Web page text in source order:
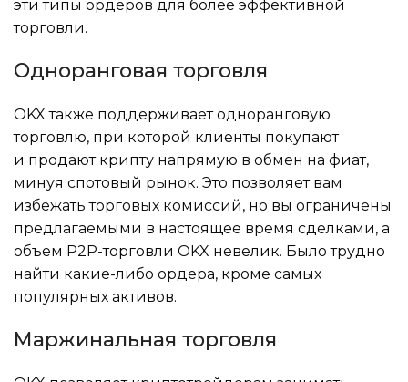
эти типы ордеров для более эффективной
торговли.
Одноранговая торговля
OKX также поддерживает одноранговую
торговлю, при которой клиенты покупают
и продают крипту напрямую в обмен на фиат,
минуя спотовый рынок. Это позволяет вам
избежать торговых комиссий, но вы ограничены
предлагаемыми в настоящее время сделками, а
объем P2P-торговли OKX невелик. Было трудно
найти какие-либо ордера, кроме самых
популярных активов.
Маржинальная торговля